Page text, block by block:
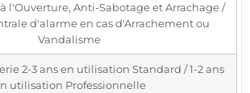
l'Ouverture, Anti-Sabotage et Arrachage /
d'alarme en cas d'Arrachement ou
Vandalisme
2-3 ans en utilisation Standard / 1-2 ans
utilisation Professionnelle